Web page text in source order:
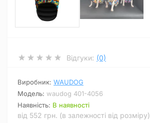
Відгуки: (0)
Виробник: WAUDOG
Модель: waudog 401-4056
Наявність: В наявності
від 552 грн. (в залежності від розміру)